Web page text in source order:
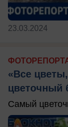
23.03.2024
«Все
цветочный
Самый